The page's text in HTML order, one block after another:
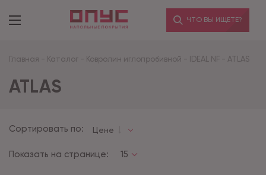
ЧТО ВЫ ИЩЕТЕ?
Главная - Каталог - Ковролин иглопробивной - IDEAL NF - ATLAS
ATLAS
Сортировать по: Цене
Показать на странице: 15